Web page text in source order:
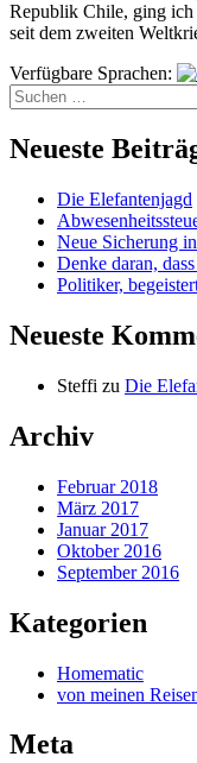
Republik Chile, ging ich
seit dem zweiten
Verfügbare Sprachen:
Suchen
nach:
Neueste
Die Elefantenjagd
Neue Sicherung
Denke daran,
Politiker,
Neueste
Steffi zu Die
Archiv
Februar 2018
März 2017
Januar 2017
Oktober 2016
September 2016
Kategorien
Homematic
von meinen
Meta